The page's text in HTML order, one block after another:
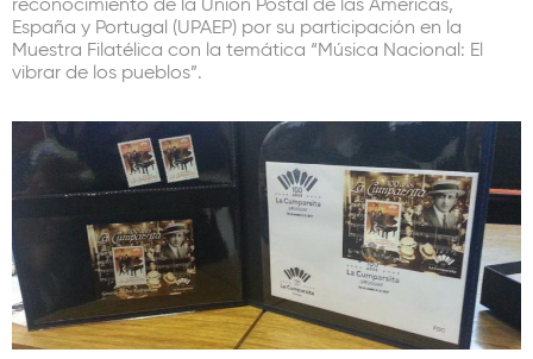
España y Portugal (UPAEP) por su participación en la
Muestra Filatélica con la temática “Música Nacional: El
vibrar de los pueblos”.